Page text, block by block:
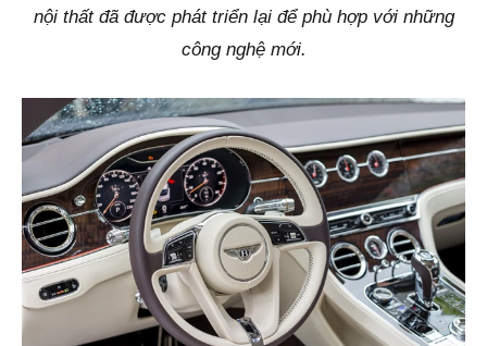
nội thất đã được phát triển lại để phù hợp với những
công nghệ mới.